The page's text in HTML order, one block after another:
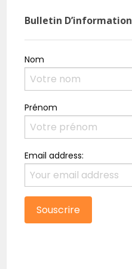
Bulletin D’information
Nom
Prénom
Email address: